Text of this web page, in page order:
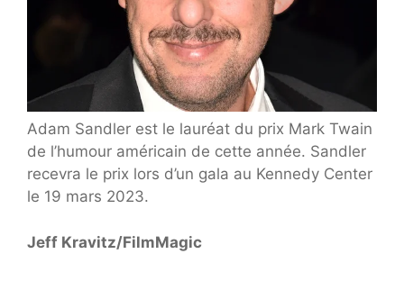
Adam Sandler est le lauréat du prix Mark Twain
de l’humour américain de cette année. Sandler
recevra le prix lors d’un gala au Kennedy Center
le 19 mars 2023.
Jeff Kravitz/FilmMagic